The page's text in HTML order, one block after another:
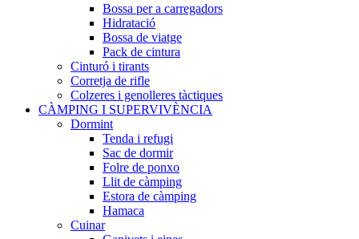
Bossa per a carregadors
Hidratació
Bossa de viatge
Pack de cintura
Cinturó i tirants
Corretja de rifle
Colzeres i genolleres tàctiques
CÀMPING I SUPERVIVÈNCIA
Dormint
Tenda i refugi
Sac de dormir
Folre de ponxo
Llit de càmping
Estora de càmping
Hamaca
Cuinar